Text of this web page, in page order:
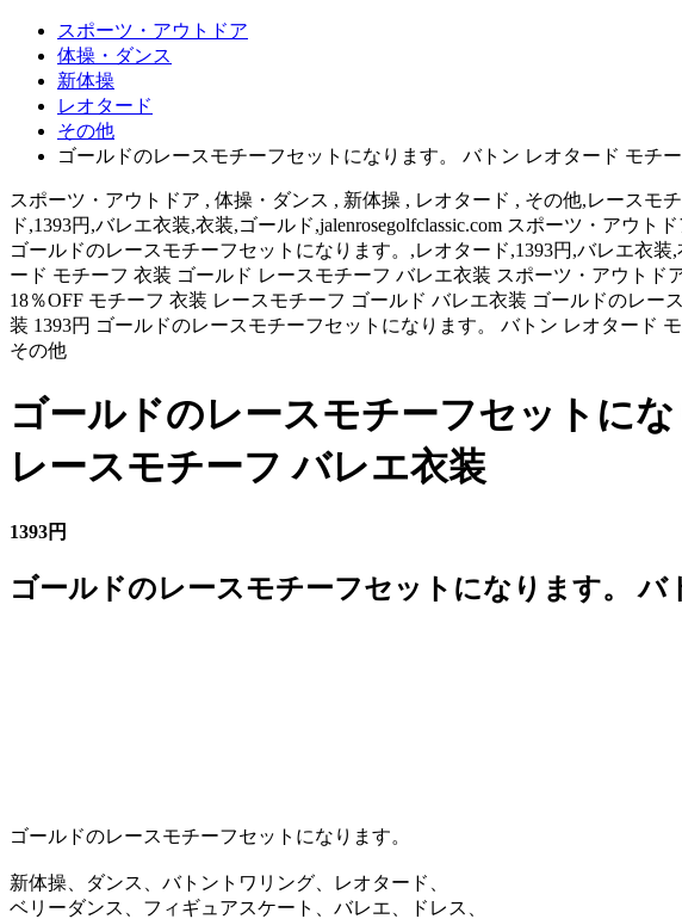
スポーツ・アウトドア
体操・ダンス
新体操
レオタード
その他
ゴールドのレースモチーフセットになります。 バトン レオタード モチ
スポーツ・アウトドア , 体操・ダンス , 新体操 , レオタード , その他,レースモ
ド,1393円,バレエ衣装,衣装,ゴールド,jalenrosegolfclassic.com スポーツ・アウ
ゴールドのレースモチーフセットになります。,レオタード,1393円,バレエ衣装
ード モチーフ 衣装 ゴールド レースモチーフ バレエ衣装 スポーツ・アウト
18％OFF モチーフ 衣装 レースモチーフ ゴールド バレエ衣装 ゴールドのレ
装 1393円 ゴールドのレースモチーフセットになります。 バトン レオタード
その他
ゴールドのレースモチーフセットに
レースモチーフ バレエ衣装
1393円
ゴールドのレースモチーフセットになります。
ゴールドのレースモチーフセットになります。
新体操、ダンス、バトントワリング、レオタード、
ベリーダンス、フィギュアスケート、バレエ、ドレス、